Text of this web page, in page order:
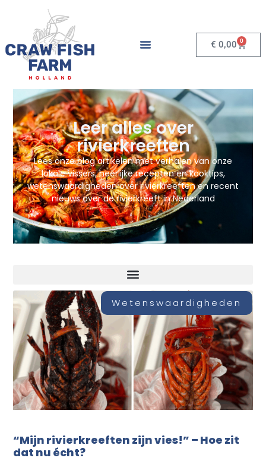
€ 0,00 0
Leer alles over
rivierkreeften
Lees onze blog artikelen met verhalen van onze
lokale vissers, heerlijke recepten en kooktips,
wetenswaardigheden over rivierkreeften en recent
nieuws over de rivierkreeft in Nederland
Wetenswaardigheden
“Mijn rivierkreeften zijn vies!” – Hoe zit
dat nu écht?